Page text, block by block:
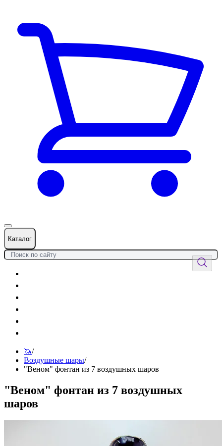
Каталог
🦄/
Воздушные шары/
"Веном" фонтан из 7 воздушных шаров
"Веном" фонтан из 7 воздушных
шаров